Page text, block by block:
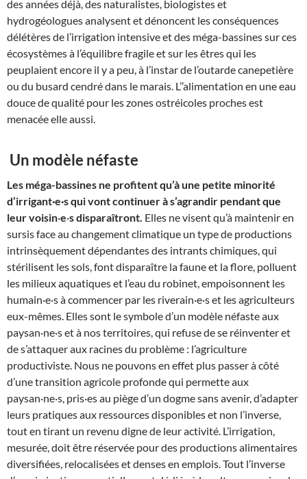
des années déjà, des naturalistes, biologistes et
hydrogéologues analysent et dénoncent les conséquences
délétères de l’irrigation intensive et des méga-bassines sur ces
écosystèmes à l’équilibre fragile et sur les êtres qui les
peuplaient encore il y a peu, à l’instar de l’outarde canepetière
ou du busard cendré dans le marais. L’’alimentation en une eau
douce de qualité pour les zones ostréicoles proches est
menacée elle aussi.
Un modèle néfaste
Les méga-bassines ne profitent qu’à une petite minorité
d’irrigant·e·s qui vont continuer à s’agrandir pendant que
leur voisin·e·s disparaîtront. Elles ne visent qu’à maintenir en
sursis face au changement climatique un type de productions
intrinsèquement dépendantes des intrants chimiques, qui
stérilisent les sols, font disparaître la faune et la flore, polluent
les milieux aquatiques et l’eau du robinet, empoisonnent les
humain·e·s à commencer par les riverain·e·s et les agriculteurs
eux-mêmes. Elles sont le symbole d’un modèle néfaste aux
paysan·ne·s et à nos territoires, qui refuse de se réinventer et
de s’attaquer aux racines du problème : l’agriculture
productiviste. Nous ne pouvons en effet plus passer à côté
d’une transition agricole profonde qui permette aux
paysan·ne·s, pris·es au piège d’un dogme sans avenir, d’adapter
leurs pratiques aux ressources disponibles et non l’inverse,
tout en tirant un revenu digne de leur activité. L’irrigation,
mesurée, doit être réservée pour des productions alimentaires
diversifiées, relocalisées et denses en emplois. Tout l’inverse